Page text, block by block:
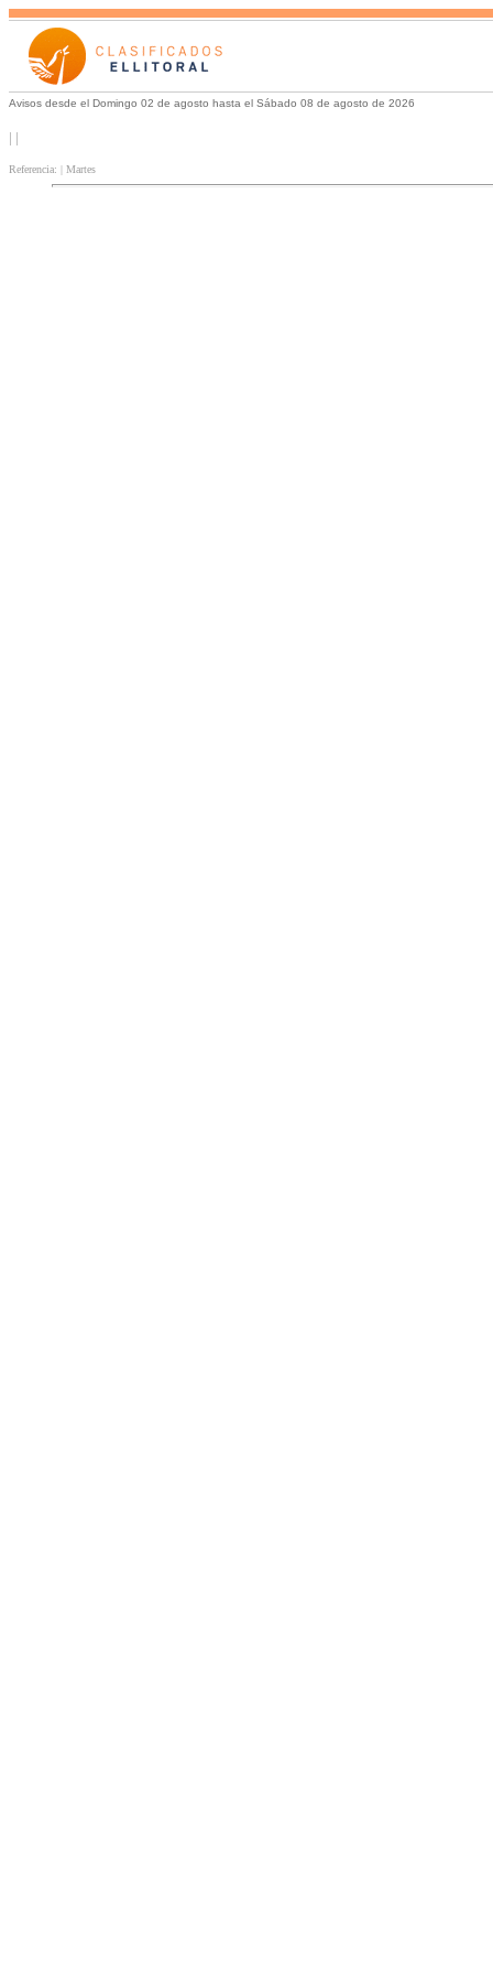
Avisos desde el Domingo 02 de agosto hasta el Sábado 08 de agosto de 2026
| |
Referencia: | Martes